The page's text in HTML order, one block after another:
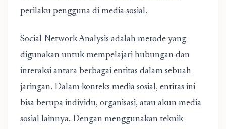
perilaku pengguna di media sosial.
Social Network Analysis adalah metode yang
digunakan untuk mempelajari hubungan dan
interaksi antara berbagai entitas dalam sebuah
jaringan. Dalam konteks media sosial, entitas ini
bisa berupa individu, organisasi, atau akun media
sosial lainnya. Dengan menggunakan teknik